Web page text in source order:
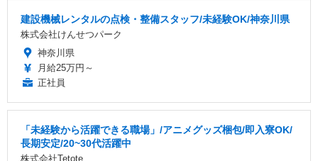
建設機械レンタルの点検・整備スタッフ/未経験OK/神奈川県
株式会社けんせつパーク
神奈川県
月給25万円～
正社員
「未経験から活躍できる職場」/アニメグッズ梱包/即入寮OK/
長期安定/20~30代活躍中
株式会社Tetote